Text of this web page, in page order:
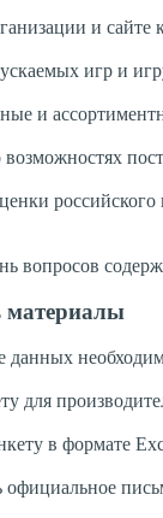
и сайте
игр и
и
российского
вопросов
материалы
данных
для
в формате